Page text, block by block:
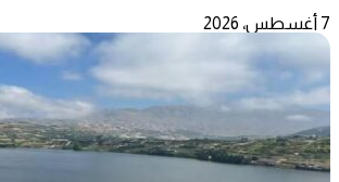
7 أغسطس، 2026